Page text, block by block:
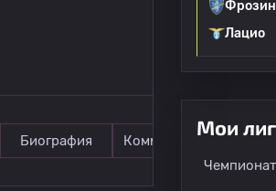
Биография Комментарии
Лацио
Мои